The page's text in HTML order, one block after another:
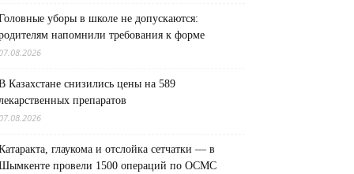
уборы в школе не допускаются:
напомнили требования к форме
Казахстане снизились цены на 589
препаратов
глаукома и отслойка сетчатки — в
провели 1500 операций по ОСМС